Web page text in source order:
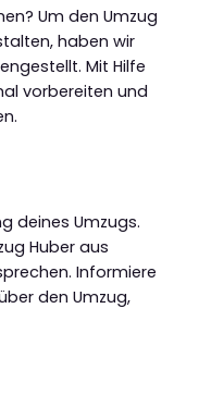
Um den Umzug
haben wir
Mit Hilfe
vorbereiten und
deines Umzugs.
Huber aus
Informiere
den Umzug,